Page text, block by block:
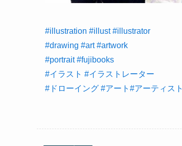
#illustration #illust #illustrator
#drawing #art #artwork
#portrait #fujibooks
#イラスト #イラストレーター
#ドローイング #アート #アーティスト